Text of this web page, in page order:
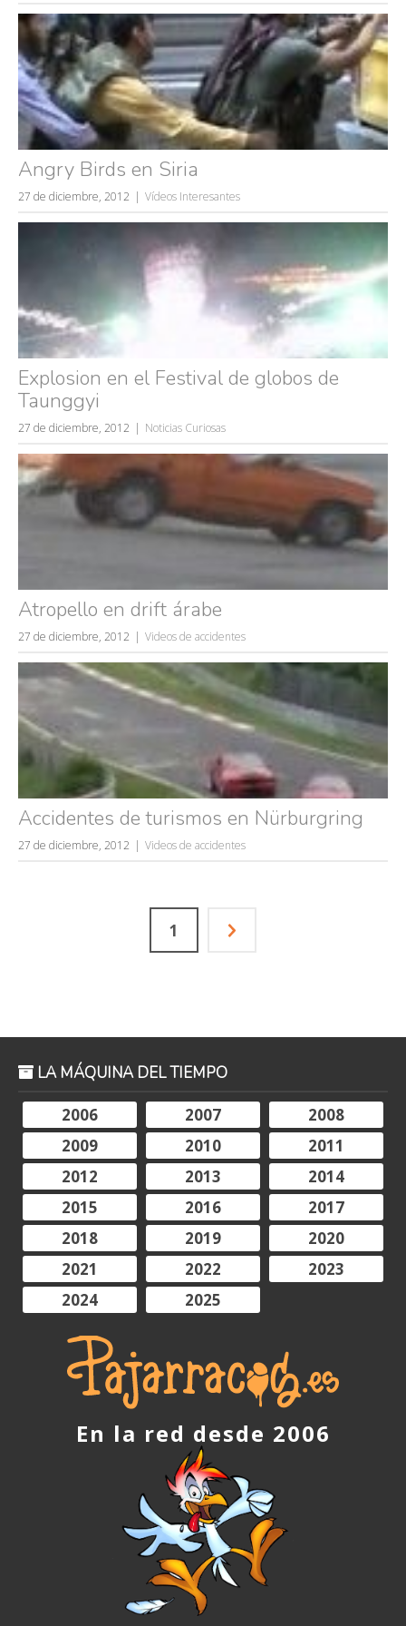
Angry Birds en Siria
27 de diciembre, 2012 Vídeos Interesantes
Explosion en el Festival de globos de
Taunggyi
27 de diciembre, 2012 Noticias Curiosas
Atropello en drift árabe
27 de diciembre, 2012 Videos de accidentes
Accidentes de turismos en Nürburgring
27 de diciembre, 2012 Videos de accidentes
1
LA MÁQUINA DEL TIEMPO
2006
2007
2008
2009
2010
2011
2012
2013
2014
2015
2016
2017
2018
2019
2020
2021
2022
2023
2024
2025
En la red desde 2006